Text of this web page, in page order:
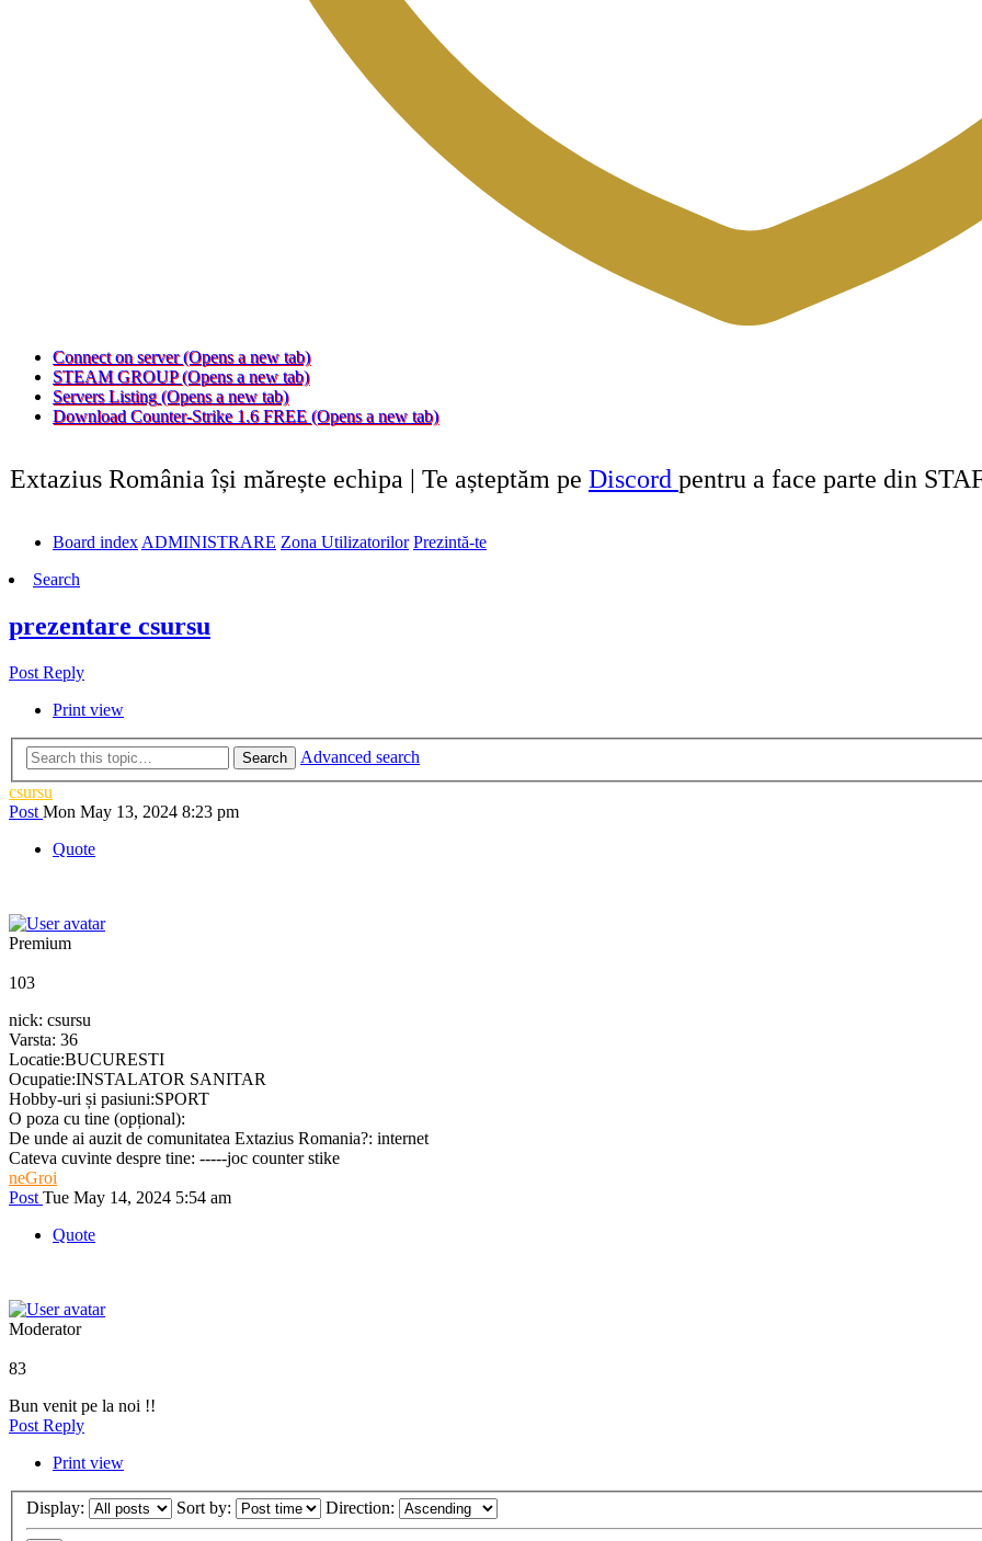
Connect on server (Opens a new tab)
STEAM GROUP (Opens a new tab)
Servers Listing (Opens a new tab)
Download Counter-Strike 1.6 FREE (Opens a new tab)
Extazius România își mărește echipa | Te așteptăm pe Discord pentru a face parte din
Board index ADMINISTRARE Zona Utilizatorilor Prezintă-te
Search
prezentare csursu
Post Reply
Print view
Search
Advanced search
csursu
Post Mon May 13, 2024 8:23 pm
Quote
Premium
103
nick: csursu
Varsta: 36
Locatie:BUCURESTI
Ocupatie:INSTALATOR SANITAR
Hobby-uri și pasiuni:SPORT
O poza cu tine (opțional):
De unde ai auzit de comunitatea Extazius Romania?: internet
Cateva cuvinte despre tine: -----joc counter stike
neGroi
Post Tue May 14, 2024 5:54 am
Quote
Moderator
83
Bun venit pe la noi !!
Post Reply
Print view
Display: Sort by: Direction: